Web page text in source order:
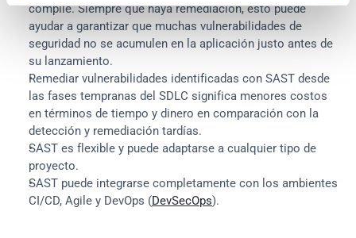
compile. Siempre que haya remediación, esto puede
ayudar a garantizar que muchas vulnerabilidades de
seguridad no se acumulen en la aplicación justo antes de
su lanzamiento.
Remediar vulnerabilidades identificadas con SAST desde
las fases tempranas del SDLC significa menores costos
en términos de tiempo y dinero en comparación con la
detección y remediación tardías.
SAST es flexible y puede adaptarse a cualquier tipo de
proyecto.
SAST puede integrarse completamente con los ambientes
CI/CD, Agile y DevOps (DevSecOps).